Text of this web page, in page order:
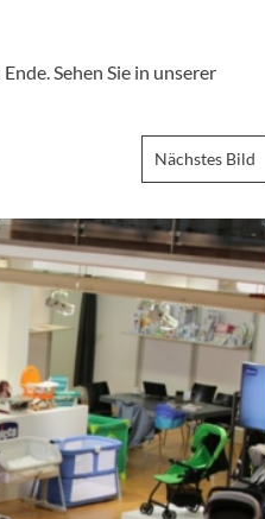
Sehen Sie in unserer
Nächstes Bild